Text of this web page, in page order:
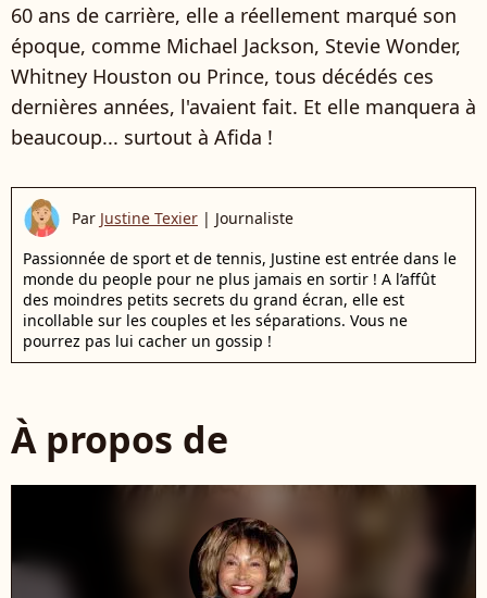
60 ans de carrière, elle a réellement marqué son
époque, comme Michael Jackson, Stevie Wonder,
Whitney Houston ou Prince, tous décédés ces
dernières années, l'avaient fait. Et elle manquera à
beaucoup... surtout à Afida !
Par Justine Texier | Journaliste
Passionnée de sport et de tennis, Justine est entrée dans le
monde du people pour ne plus jamais en sortir ! A l’affût
des moindres petits secrets du grand écran, elle est
incollable sur les couples et les séparations. Vous ne
pourrez pas lui cacher un gossip !
À propos de